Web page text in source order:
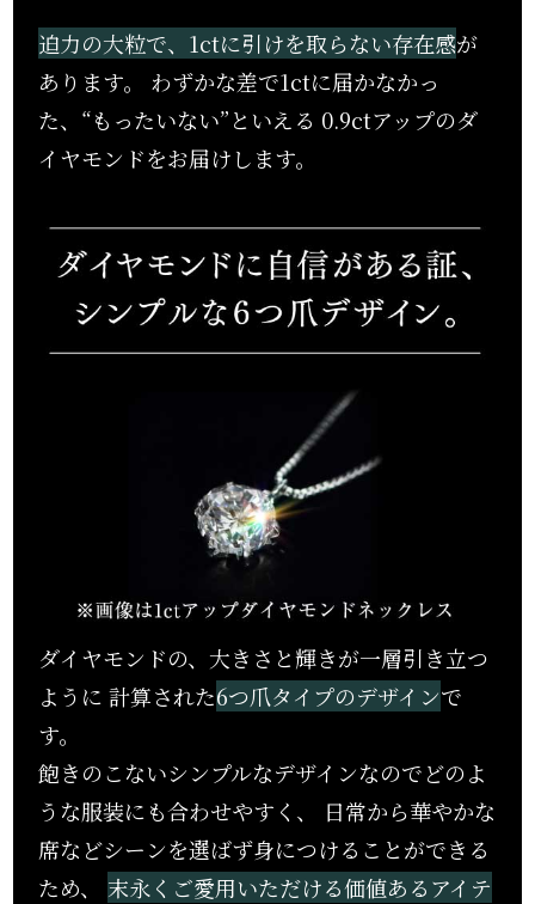
迫力の大粒で、1ctに引けを取らない存在感が
あります。
わずかな差で1ctに届かなかっ
た、“もったいない”といえる 0.9ctアップのダ
イヤモンドをお届けします。
ダイヤモンドの、大きさと輝きが一層引き立つ
ように 計算された6つ爪タイプのデザインで
す。
飽きのこないシンプルなデザインなのでどのよ
うな服装にも合わせやすく、
日常から華やかな
席などシーンを選ばず身につけることができる
ため、
末永くご愛用いただける価値あるアイテ